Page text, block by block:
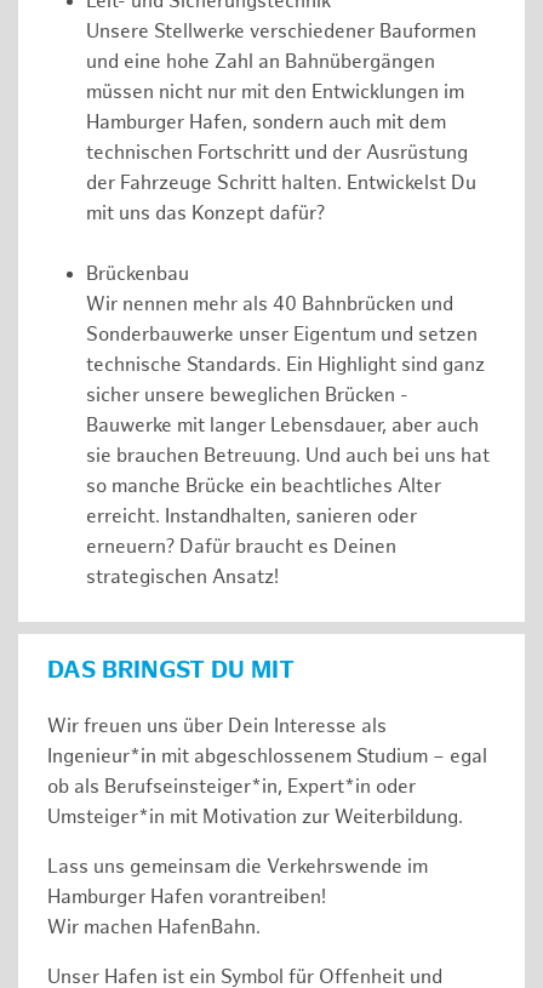
Unsere Stellwerke verschiedener Bauformen
und eine hohe Zahl an Bahnübergängen
müssen nicht nur mit den Entwicklungen im
Hamburger Hafen, sondern auch mit dem
technischen Fortschritt und der Ausrüstung
der Fahrzeuge Schritt halten. Entwickelst Du
mit uns das Konzept dafür?
Brückenbau
Wir nennen mehr als 40 Bahnbrücken und
Sonderbauwerke unser Eigentum und setzen
technische Standards. Ein Highlight sind ganz
sicher unsere beweglichen Brücken -
Bauwerke mit langer Lebensdauer, aber auch
sie brauchen Betreuung. Und auch bei uns hat
so manche Brücke ein beachtliches Alter
erreicht. Instandhalten, sanieren oder
erneuern? Dafür braucht es Deinen
strategischen Ansatz!
DAS BRINGST DU MIT
Wir freuen uns über Dein Interesse als
Ingenieur*in mit abgeschlossenem Studium – egal
ob als Berufseinsteiger*in, Expert*in oder
Umsteiger*in mit Motivation zur Weiterbildung.
Lass uns gemeinsam die Verkehrswende im
Hamburger Hafen vorantreiben!
Wir machen HafenBahn.
Unser Hafen ist ein Symbol für Offenheit und